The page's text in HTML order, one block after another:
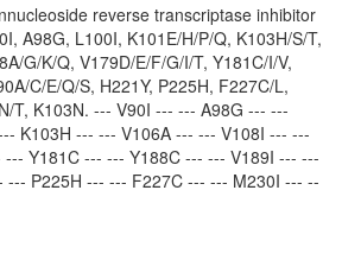
reverse transcriptase inhibitor
A98G, L100I, K101E/H/P/Q, K103H/S/T,
G/K/Q, V179D/E/F/G/I/T, Y181C/I/V,
C/E/Q/S, H221Y, P225H, F227C/L,
T, K103N. --- V90I --- --- A98G --- ---
K103H --- --- V106A --- --- V108I --- ---
Y181C --- --- Y188C --- --- V189I --- ---
--- P225H --- --- F227C --- --- M230I --- --